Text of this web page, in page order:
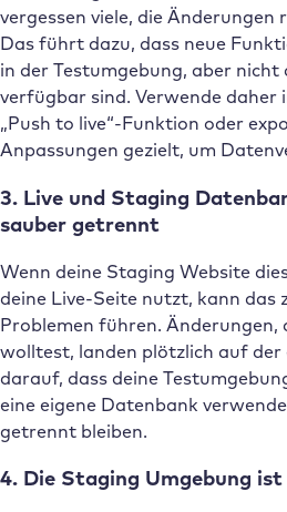
vergessen viele, die
Das führt dazu, dass neue
in der Testumgebung, aber
verfügbar sind. Verwende daher
„Push to live“-Funktion oder
Anpassungen gezielt, um
3. Live und Staging
sauber getrennt
Wenn deine Staging Website
deine Live-Seite nutzt, kann das
Problemen führen. Änderungen,
wolltest, landen plötzlich auf der
darauf, dass deine
eine eigene Datenbank
getrennt bleiben.
4. Die Staging Umgebung